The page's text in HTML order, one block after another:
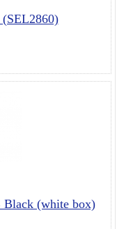
Black (white box)